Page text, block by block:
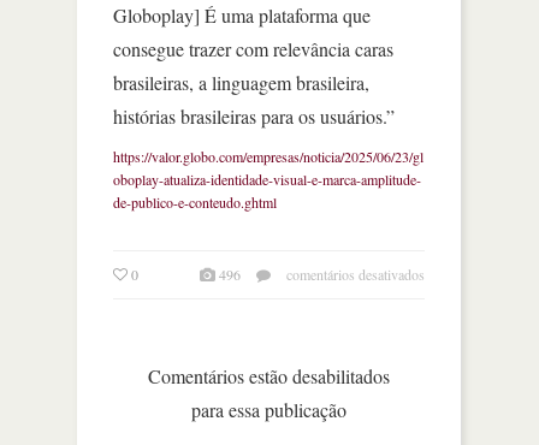
Globoplay] É uma plataforma que
consegue trazer com relevância caras
brasileiras, a linguagem brasileira,
histórias brasileiras para os usuários.”
https://valor.globo.com/empresas/noticia/2025/06/23/gl
oboplay-atualiza-identidade-visual-e-marca-amplitude-
de-publico-e-conteudo.ghtml
0 496 comentários desativados
Comentários estão desabilitados
para essa publicação